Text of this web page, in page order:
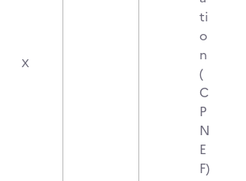
X
ti
o
n
(
C
P
N
E
F)